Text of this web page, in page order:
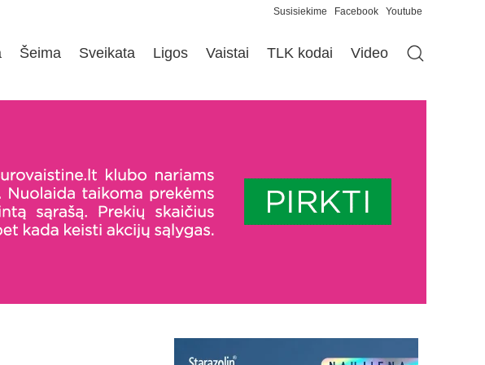
Susisiekime Facebook Youtube
Šeima Sveikata Ligos Vaistai TLK kodai Video